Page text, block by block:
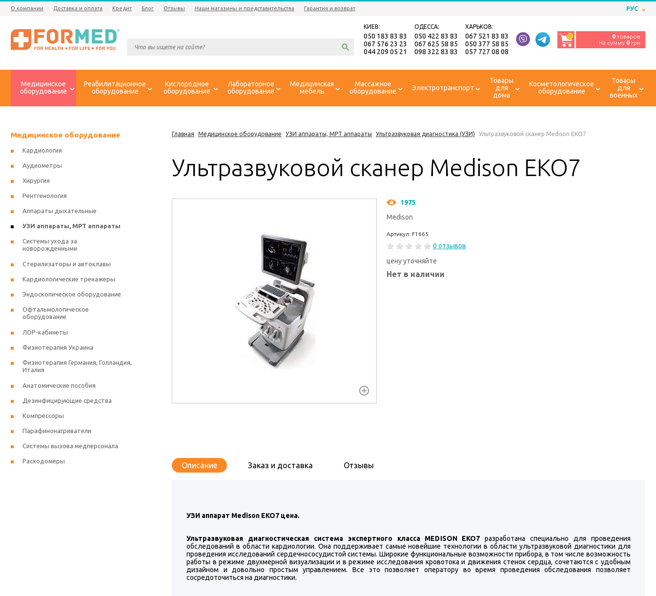
О компании Доставка и оплата Кредит Блог Отзывы Наши магазины и представительства Гарантия и возврат РУС
КИЕВ:
050 183 83 83
067 576 23 23
044 209 05 21
ОДЕССА:
050 422 83 83
067 625 58 85
098 322 83 83
ХАРЬКОВ:
067 521 83 83
050 377 58 85
057 727 08 08
0 0 товаров
На сумму 0 грн
Медицинское
оборудование
Реабилитационное
оборудование
Кислородное
оборудование
Лабораторное
оборудование
Медицинская
мебель
Массажное
оборудование
Электротранспорт
Товары
для
дома
Косметологическое
оборудование
Товары
для
военных
Главная Медицинское оборудование УЗИ аппараты, МРТ аппараты Ультразвуковая диагностика (УЗИ) Ультразвуковой сканер Medison EKO7
Ультразвуковой сканер Medison EKO7
1975
Medison
Артикул: F1665
0 отзывов
цену уточняйте
Нет в наличии
Описание Заказ и доставка Отзывы
УЗИ аппарат Medison EKO7 цена.
Ультразвуковая диагностическая система экспертного класса MEDISON EKO7разработана специально для проведения
обследований в области кардиологии. Она поддерживает самые новейшие технологии в области ультразвуковой диагностики для
проведения исследований сердечнососудистой системы. Широкие функциональные возможности прибора, в том числе возможность
работы в режиме двухмерной визуализации и в режиме исследования кровотока и движения стенок сердца, сочетаются с удобным
дизайном и довольно простым управлением. Все это позволяет оператору во время проведения обследования позволяет
сосредоточиться на диагностики.
Медицинское оборудование
Кардиология
Аудиометры
Хирургия
Рентгенология
Аппараты дыхательные
УЗИ аппараты, МРТ аппараты
Системы ухода за
новорожденными
Стерилизаторы и автоклавы
Кардиологические тренажеры
Эндоскопическое оборудование
Офтальмологическое
оборудование
ЛОР-кабинеты
Физиотерапия Украина
Физиотерапия Германия, Голландия,
Италия
Анатомические пособия
Дезинфицирующие средства
Компрессоры
Парафинонагриватели
Системы вызова медперсонала
Расходомеры